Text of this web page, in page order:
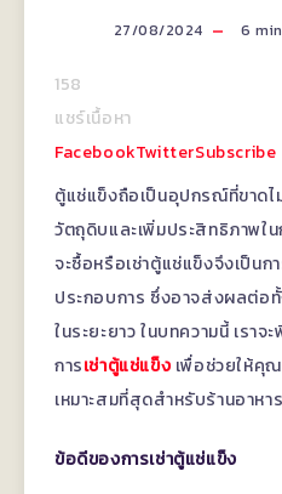
27/08/2024 6
158
แชร์เนื้อหา
FacebookTwitterSubscribe
ตู้แช่แข็งถือเป็นอุปกรณ์ที่ขาดไ
วัตถุดิบและเพิ่มประสิทธิภาพใน
จะซื้อหรือเช่าตู้แช่แข็งจึงเป็น
ประกอบการ ซึ่งอาจส่งผลต่อ
ในระยะยาว ในบทความนี้ เรา
การเช่าตู้แช่แข็ง เพื่อช่วยให้คุ
เหมาะสมที่สุดสำหรับร้านอาหาร
ข้อดีของการเช่าตู้แช่แข็ง